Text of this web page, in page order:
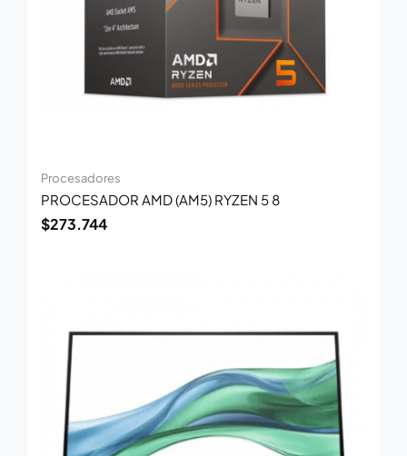
Procesadores
PROCESADOR AMD (AM5) RYZEN 5 8
$273.744